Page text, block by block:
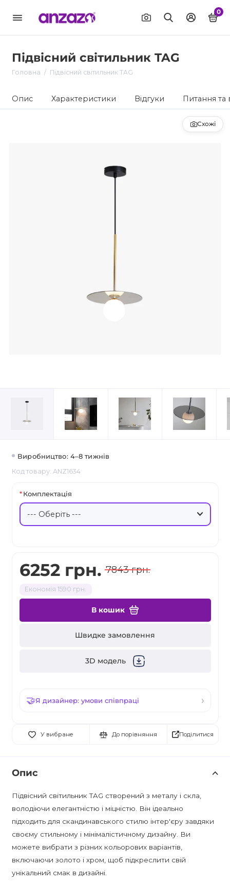
0
Підвісний світильник TAG
Головна Підвісний світильник TAG
Опис Характеристики Відгуки Питання та
Схожі
Виробництво: 4–8 тижнів
Код товару: ANZ1634
6252 грн. 7843 грн.
Економія 1590 грн.
В кошик
Швидке замовлення
3D модель
Я дизайнер: умови співпраці
У вибране До порівняння
Комплектація
Поділитися
Опис
Підвісний світильник TAG створений з металу і скла,
володіючи елегантністю і міцністю. Він ідеально
підходить для скандинавського стилю інтер'єру завдяки
своєму стильному і мінімалістичному дизайну. Ви
можете вибрати з різних кольорових варіантів,
включаючи золото і хром, щоб підкреслити свій
унікальний смак в дизайні.